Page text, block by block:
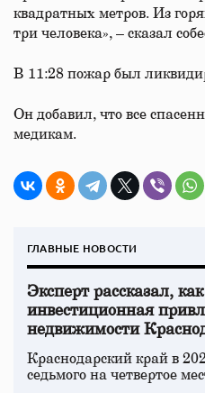
квадратных метров. Из
три человека», – сказал
В 11:28 пожар был
Он добавил, что все
медикам.
ГЛАВНЫЕ НОВОСТИ
Эксперт рассказал,
инвестиционная
недвижимости
Краснодарский край в
седьмого на четвертое